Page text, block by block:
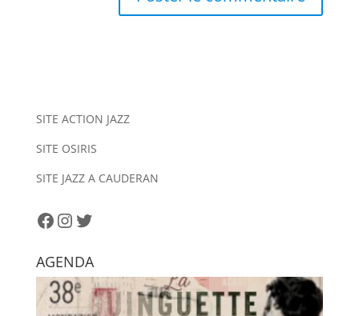
n
t
i
:
SITE ACTION JAZZ
SITE OSIRIS
SITE JAZZ A CAUDERAN
Facebook
Instagram
Twitter
AGENDA